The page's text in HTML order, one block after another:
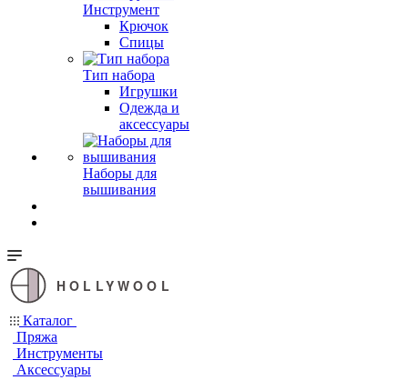
Инструмент
Крючок
Спицы
Тип набора
Игрушки
Одежда и
аксессуары
Наборы для
вышивания
HOLLYWOOL
Каталог
Пряжа
Инструменты
Аксессуары